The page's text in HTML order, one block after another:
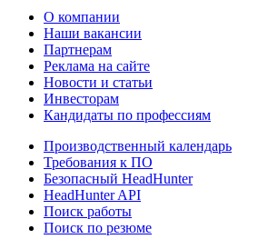
О компании
Наши вакансии
Партнерам
Реклама на сайте
Новости и статьи
Инвесторам
Кандидаты по профессиям
Производственный календарь
Требования к ПО
Безопасный HeadHunter
HeadHunter API
Поиск работы
Поиск по резюме